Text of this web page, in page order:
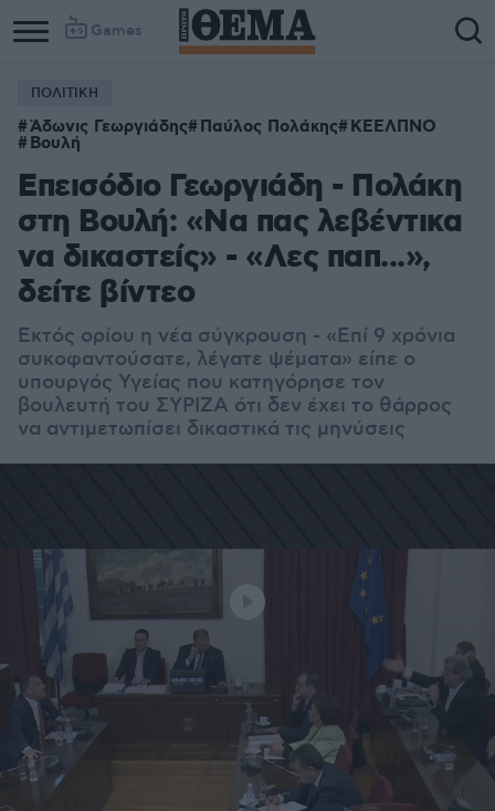
Games
ΠΟΛΙΤΙΚΗ
Άδωνις Γεωργιάδης Παύλος Πολάκης ΚΕΕΛΠΝΟ
Βουλή
Επεισόδιο Γεωργιάδη - Πολάκη
στη Βουλή: «Να πας λεβέντικα
να δικαστείς» - «Λες παπ...»,
δείτε βίντεο
Εκτός ορίου η νέα σύγκρουση - «Επί 9 χρόνια
συκοφαντούσατε, λέγατε ψέματα» είπε ο
υπουργός Υγείας που κατηγόρησε τον
βουλευτή του ΣΥΡΙΖΑ ότι δεν έχει το θάρρος
να αντιμετωπίσει δικαστικά τις μηνύσεις